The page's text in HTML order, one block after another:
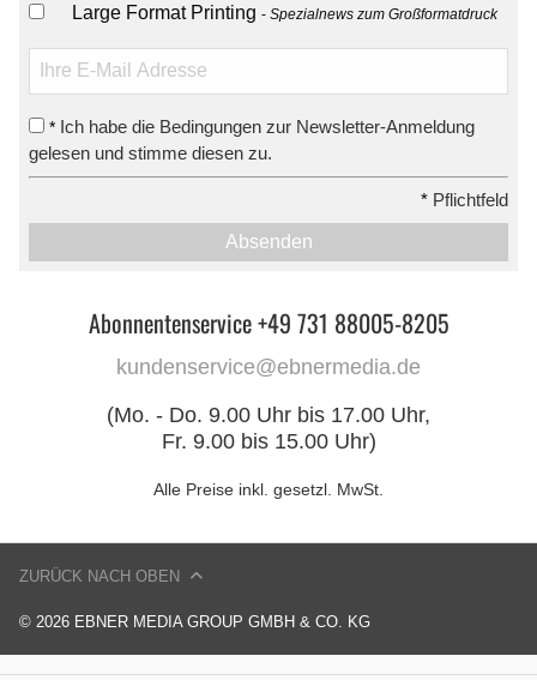
Large Format Printing Spezialnews zum Großformatdruck
* Ich habe die Bedingungen zur Newsletter-Anmeldung
gelesen und stimme diesen zu.
* Pflichtfeld
Absenden
Abonnentenservice +49 731 88005-8205
kundenservice@ebnermedia.de
(Mo. - Do. 9.00 Uhr bis 17.00 Uhr,
Fr. 9.00 bis 15.00 Uhr)
Alle Preise inkl. gesetzl. MwSt.
© 2026 EBNER MEDIA GROUP GMBH & CO. KG
ZURÜCK NACH OBEN